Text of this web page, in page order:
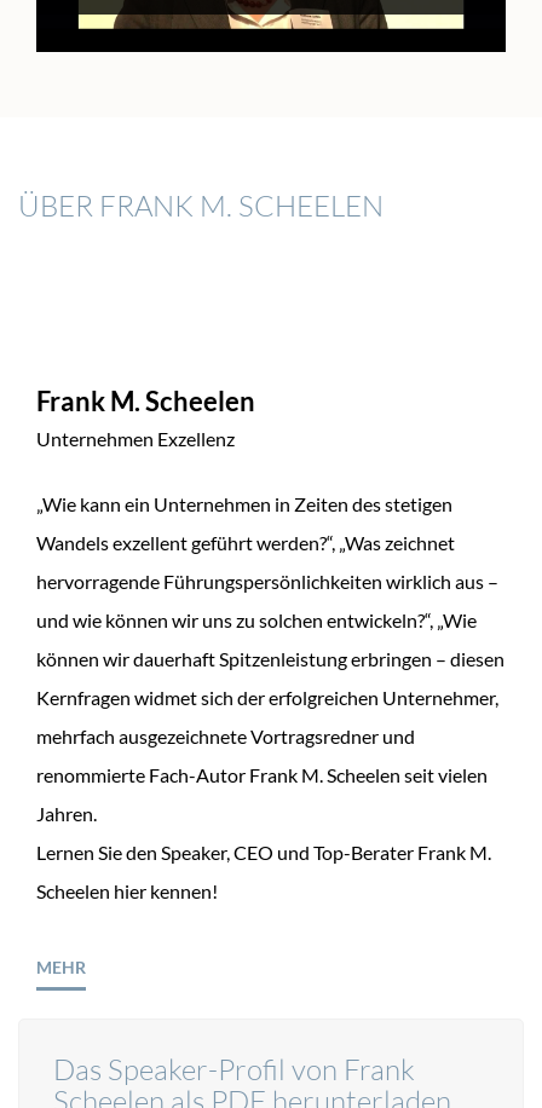
ÜBER FRANK M. SCHEELEN
Frank M. Scheelen
Unternehmen Exzellenz
„Wie kann ein Unternehmen in Zeiten des stetigen
Wandels exzellent geführt werden?“, „Was zeichnet
hervorragende Führungspersönlichkeiten wirklich aus –
und wie können wir uns zu solchen entwickeln?“, „Wie
können wir dauerhaft Spitzenleistung erbringen – diesen
Kernfragen widmet sich der erfolgreichen Unternehmer,
mehrfach ausgezeichnete Vortragsredner und
renommierte Fach-Autor Frank M. Scheelen seit vielen
Jahren.
Lernen Sie den Speaker, CEO und Top-Berater Frank M.
Scheelen hier kennen!
MEHR
Das Speaker-Profil von Frank
Scheelen als PDF herunterladen